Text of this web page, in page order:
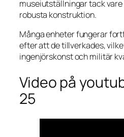
museiutställningar tack
robusta konstruktion.
Många enheter fungerar
efter att de tillverkades,
ingenjörskonst och militär
Video på
25